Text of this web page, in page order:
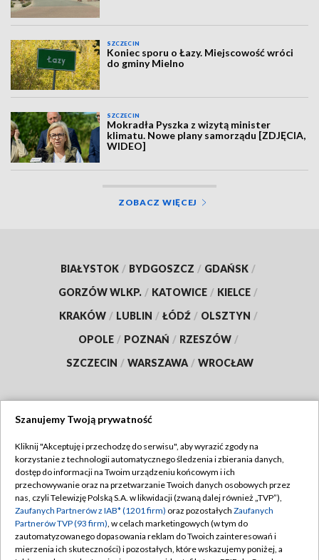
SZCZECIN
Koniec sporu o Łazy. Miejscowość wróci
do gminy Mielno
SZCZECIN
Mokradła Pyszka z wizytą minister
klimatu. Nowe plany samorządu [ZDJĘCIA,
WIDEO]
ZOBACZ WIĘCEJ
BIAŁYSTOK / BYDGOSZCZ / GDAŃSK /
GORZÓW WLKP. / KATOWICE / KIELCE /
KRAKÓW / LUBLIN / ŁÓDŹ / OLSZTYN /
OPOLE / POZNAŃ / RZESZÓW /
SZCZECIN / WARSZAWA / WROCŁAW
TVP
Abonament TVP
Emisja w TVP
Centrum informacji TVP
Naziemna Telewizja Cyfrowa
Regulamin TVP
Polityka prywatności
Moje zgody
Szanujemy Twoją prywatność
Kliknij "Akceptuję i przechodzę do serwisu", aby wyrazić zgody na
korzystanie z technologii automatycznego śledzenia i zbierania danych,
dostęp do informacji na Twoim urządzeniu końcowym i ich
przechowywanie oraz na przetwarzanie Twoich danych osobowych przez
nas, czyli Telewizję Polską S.A. w likwidacji (zwaną dalej również „TVP”),
Zaufanych Partnerów z IAB* (1201 firm) oraz pozostałych Zaufanych
Partnerów TVP (93 firm), w celach marketingowych (w tym do
zautomatyzowanego dopasowania reklam do Twoich zainteresowań i
mierzenia ich skuteczności) i pozostałych, które wskazujemy poniżej, a